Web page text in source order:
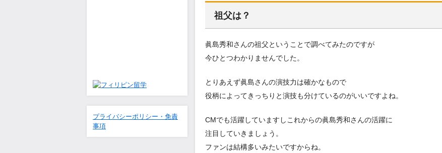
祖父は？
眞島秀和さんの祖父ということで調べてみたのですが
今ひとつわかりませんでした。
とりあえず眞島さんの演技力は確かなもので
役柄によってきっちりと演技も分けているのがいいですよね。
CMでも活躍していますしこれからの眞島秀和さんの活躍に
注目していきましょう。
ファンは結構多いみたいですからね。
プライバシーポリシー・免責
事項